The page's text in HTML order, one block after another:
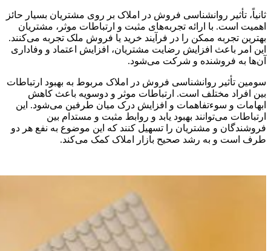
ثانیاً، تأثیر روانشناسی فروش در املاک بر روی مشتریان بسیار حائز
اهمیت است. با ارائه تجربه‌های مثبت و ارتباطات موثر، مشتریان
بهترین تجربه ممکن را در فرآیند خرید یا فروش ملک تجربه می‌کنند.
این امر باعث افزایش رضایت مشتریان، افزایش اعتماد و وفاداری
آن‌ها به فروشنده و شرکت می‌شود.
سومین تأثیر روانشناسی فروش در املاک مربوط به بهبود ارتباطات
بین افراد مختلف است. ارتباطات موثر و دوسویه باعث کاهش
ابهامات و سوءتفاهمات و افزایش درک میان طرفین می‌شود. این
ارتباطات می‌توانند بهبود یابد و روابط مثبت و مستدام بین
فروشندگان و مشتریان را تسهیل کنند که این موضوع به نفع هر دو
طرف است و به رشد صحیح بازار املاک کمک می‌کند.